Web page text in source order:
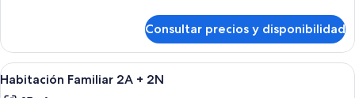
Familiar
4A
Consultar precios y disponibilidad
Abrir
todas
Una habitación de hotel moderna
5
Habitación Familiar 2A + 2N